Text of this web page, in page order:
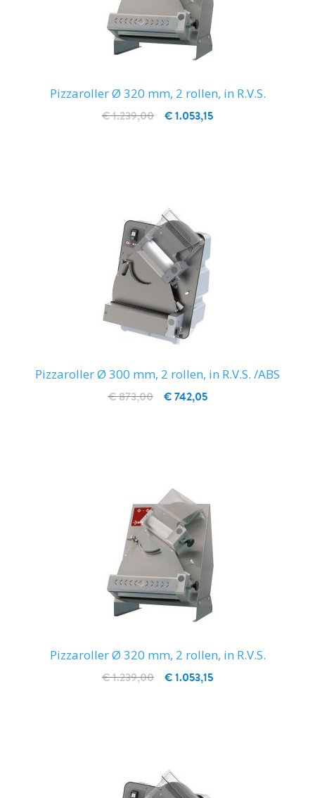
Pizzaroller Ø 320 mm, 2 rollen, in R.V.S.
€ 1.053,15
€ 1.239,00
Pizzaroller Ø 300 mm, 2 rollen, in R.V.S. /ABS
€ 742,05
€ 873,00
Pizzaroller Ø 320 mm, 2 rollen, in R.V.S.
€ 1.053,15
€ 1.239,00